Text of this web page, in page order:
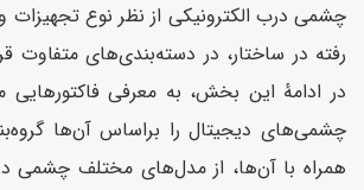
چشمی درب الکترونیکی از نظر نوع تجهیزات
رفته در ساختار، در دسته‌بندی‌های متفاوت
در ادامهٔ این بخش، به معرفی فاکتورهایی
چشمی‌های دیجیتال را براساس آن‌ها
همراه با آن‌ها، از مدل‌های مختلف چشمی